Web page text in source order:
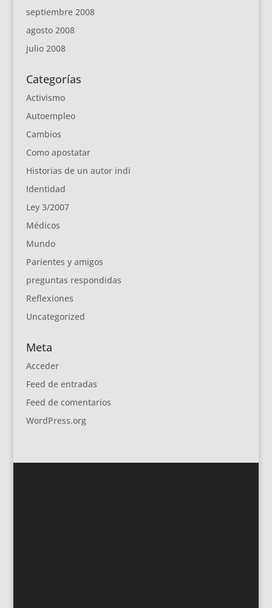
septiembre 2008
agosto 2008
julio 2008
Categorías
Activismo
Autoempleo
Cambios
Como apostatar
Historias de un autor indi
Identidad
Ley 3/2007
Médicos
Mundo
Parientes y amigos
preguntas respondidas
Reflexiones
Uncategorized
Meta
Acceder
Feed de entradas
Feed de comentarios
WordPress.org